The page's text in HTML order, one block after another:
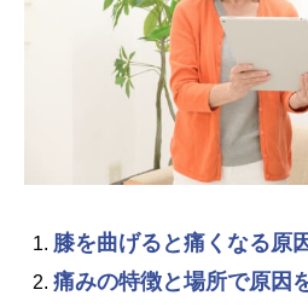
膝を曲げると痛くなる原
痛みの特徴と場所で原因